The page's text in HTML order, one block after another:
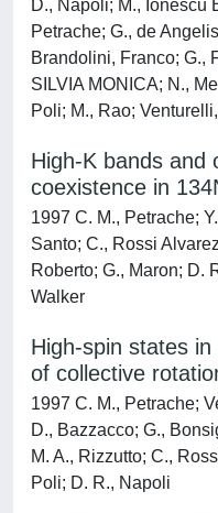
D., Napoli; M., Ionescu
Petrache; G., de
Brandolini, Franco; G.,
SILVIA MONICA; N.,
Poli; M., Rao;
High-K bands and
coexistence in
1997 C. M., Petrache;
Santo; C., Rossi
Roberto; G., Maron; D.
Walker
High-spin states
of collective
1997 C. M., Petrache;
D., Bazzacco; G.,
M. A., Rizzutto; C.,
Poli; D. R., Napoli